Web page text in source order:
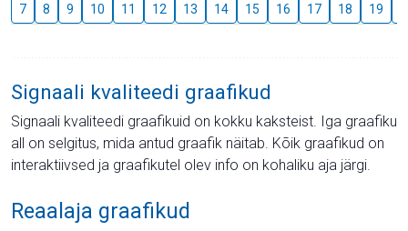
7 8 9 10 11 12 13 14 15 16 17 18 19
Signaali kvaliteedi graafikud
Signaali kvaliteedi graafikuid on kokku kaksteist. Iga graafiku
all on selgitus, mida antud graafik näitab. Kõik graafikud on
interaktiivsed ja graafikutel olev info on kohaliku aja järgi.
Reaalaja graafikud